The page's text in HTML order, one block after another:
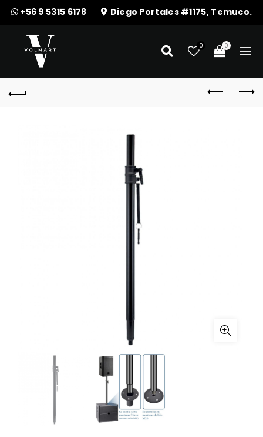
+56 9 5315 6178 Diego Portales #1175, Temuco.
0 0